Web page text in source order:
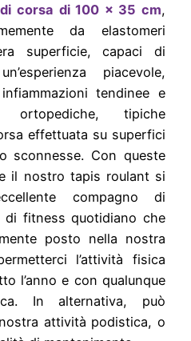
corsa di 100 x 35 cm,
da elastomeri
superficie, capaci di
piacevole,
tendinee e
ortopediche, tipiche
effettuata su superfici
sconnesse. Con queste
il nostro tapis roulant si
compagno di
di fitness quotidiano che
posto nella nostra
l’attività fisica
l’anno e con qualunque
In alternativa, può
attività podistica, o